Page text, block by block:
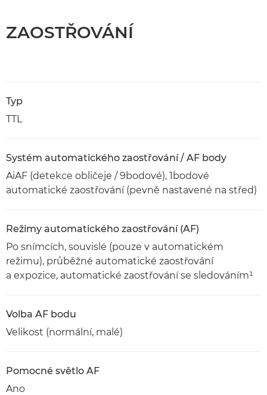
ZAOSTŘOVÁNÍ
Typ
TTL
Systém automatického zaostřování / AF body
AiAF (detekce obličeje / 9bodové), 1bodové
automatické zaostřování (pevně nastavené na střed)
Režimy automatického zaostřování (AF)
Po snímcích, souvislé (pouze v automatickém
režimu), průběžné automatické zaostřování
a expozice, automatické zaostřování se sledováním¹
Volba AF bodu
Velikost (normální, malé)
Pomocné světlo AF
Ano